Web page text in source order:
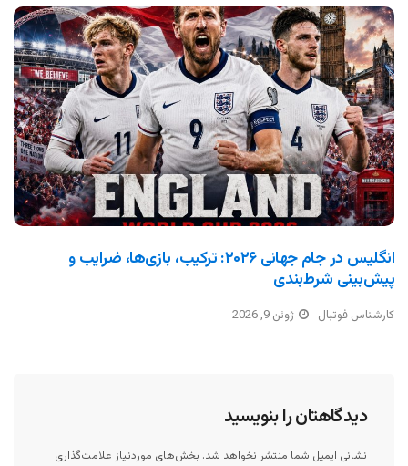
انگلیس در جام جهانی ۲۰۲۶: ترکیب، بازی‌ها، ضرایب و
پیش‌بینی شرط‌بندی
کارشناس فوتبال ژوئن 9, 2026
دیدگاهتان را بنویسید
نشانی ایمیل شما منتشر نخواهد شد. بخش‌های موردنیاز علامت‌گذاری